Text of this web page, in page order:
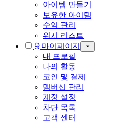
아이템 만들기
보유한 아이템
수익 관리
위시 리스트
마이페이지
내 프로필
나의 활동
코인 및 결제
멤버십 관리
계정 설정
차단 목록
고객 센터